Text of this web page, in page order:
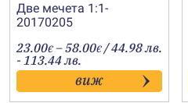
Две мечета 1:1-
20170205
23.00€ –58.00€Price
range:
23.00€
through
58.00€
/ 44.98 лв.
- 113.44 лв.
виж